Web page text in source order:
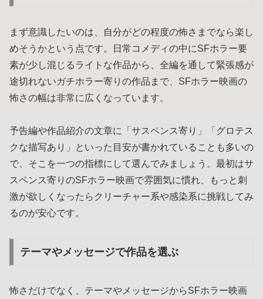
まず意識したいのは、自分がどの程度の怖さまでなら楽し
めそうかという点です。日常コメディの中にSFホラー要
素が少し混じるライトな作品から、全編を通して緊張感が
途切れないガチホラー寄りの作品まで、SFホラー映画の
怖さの幅は非常に広くなっています。
予告編や作品紹介の文章に「サスペンス寄り」「グロテス
クな描写あり」といった目安が書かれていることも多いの
で、そこを一つの指標にして選んでみましょう。最初はサ
スペンス寄りのSFホラー映画で雰囲気に慣れ、もっと刺
激が欲しくなったらクリーチャー系や感染系に挑戦してみ
るのが安心です。
テーマやメッセージで作品を選ぶ
怖さだけでなく、テーマやメッセージからSFホラー映画